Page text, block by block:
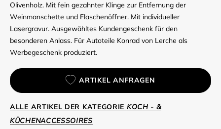
Olivenholz. Mit fein gezahnter Klinge zur Entfernung der
Weinmanschette und Flaschenöffner. Mit individueller
Lasergravur. Ausgewähltes Kundengeschenk für den
besonderen Anlass. Für Autoteile Konrad von Lerche als
Werbegeschenk produziert.
ARTIKEL ANFRAGEN
ALLE ARTIKEL DER KATEGORIE KOCH - &
KÜCHENACCESSOIRES